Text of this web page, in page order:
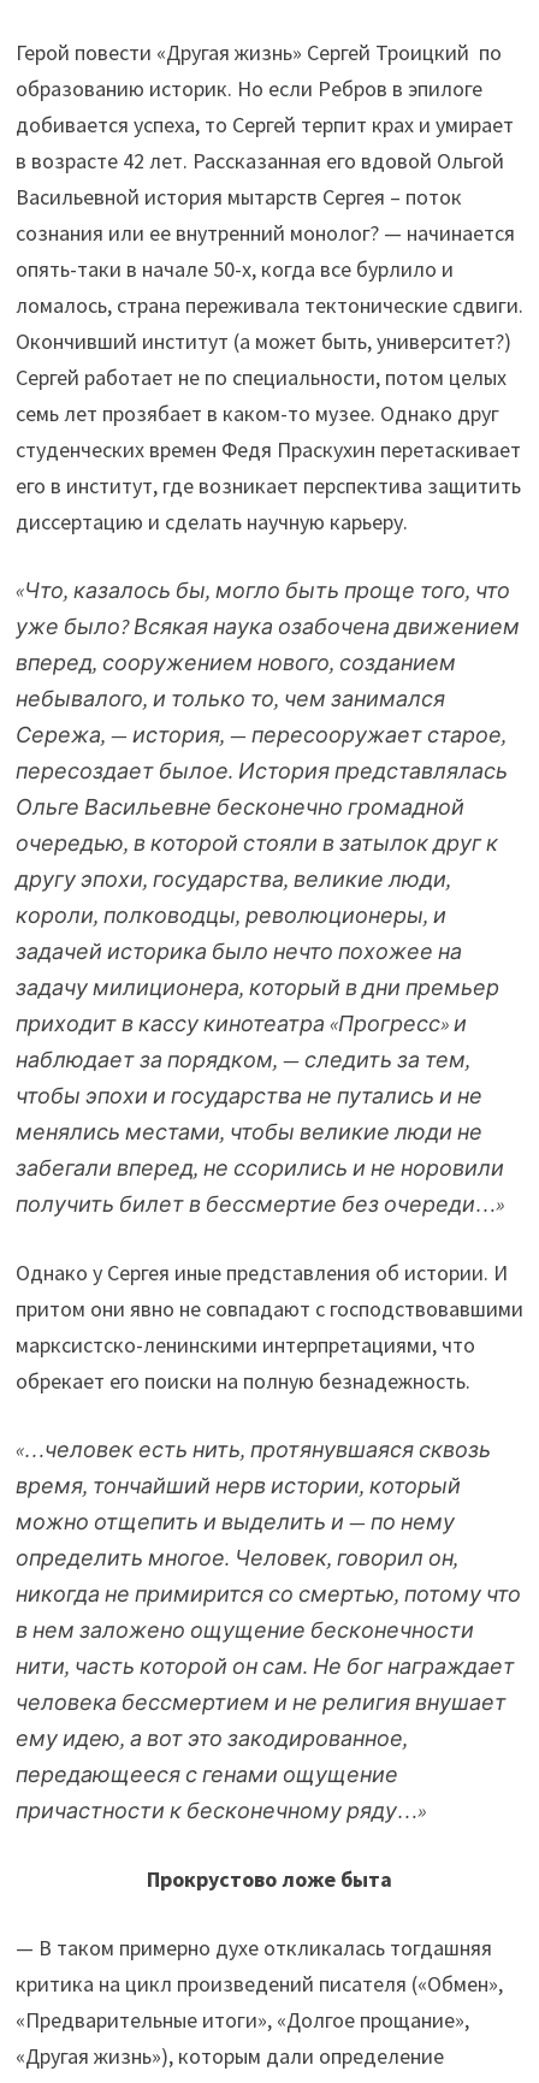
Герой повести «Другая жизнь» Сергей Троицкий по
образованию историк. Но если Ребров в эпилоге
добивается успеха, то Сергей терпит крах и умирает
в возрасте 42 лет. Рассказанная его вдовой Ольгой
Васильевной история мытарств Сергея – поток
сознания или ее внутренний монолог? — начинается
опять-таки в начале 50-х, когда все бурлило и
ломалось, страна переживала тектонические сдвиги.
Окончивший институт (а может быть, университет?)
Сергей работает не по специальности, потом целых
семь лет прозябает в каком-то музее. Однако друг
студенческих времен Федя Праскухин перетаскивает
его в институт, где возникает перспектива защитить
диссертацию и сделать научную карьеру.
«Что, казалось бы, могло быть проще того, что
уже было? Всякая наука озабочена движением
вперед, сооружением нового, созданием
небывалого, и только то, чем занимался
Сережа, — история, — пересооружает старое,
пересоздает былое. История представлялась
Ольге Васильевне бесконечно громадной
очередью, в которой стояли в затылок друг к
другу эпохи, государства, великие люди,
короли, полководцы, революционеры, и
задачей историка было нечто похожее на
задачу милиционера, который в дни премьер
приходит в кассу кинотеатра «Прогресс» и
наблюдает за порядком, — следить за тем,
чтобы эпохи и государства не путались и не
менялись местами, чтобы великие люди не
забегали вперед, не ссорились и не норовили
получить билет в бессмертие без очереди…»
Однако у Сергея иные представления об истории. И
притом они явно не совпадают с господствовавшими
марксистско-ленинскими интерпретациями, что
обрекает его поиски на полную безнадежность.
«…человек есть нить, протянувшаяся сквозь
время, тончайший нерв истории, который
можно отщепить и выделить и — по нему
определить многое. Человек, говорил он,
никогда не примирится со смертью, потому что
в нем заложено ощущение бесконечности
нити, часть которой он сам. Не бог награждает
человека бессмертием и не религия внушает
ему идею, а вот это закодированное,
передающееся с генами ощущение
причастности к бесконечному ряду…»
Прокрустово ложе быта
— В таком примерно духе откликалась тогдашняя
критика на цикл произведений писателя («Обмен»,
«Предварительные итоги», «Долгое прощание»,
«Другая жизнь»), которым дали определение